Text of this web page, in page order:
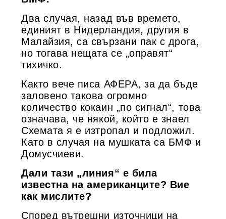
Два случая, назад във времето,
единият в Нидерландия, другия в
Малайзия, са свързани пак с дрога,
но тогава нещата се „оправят“
тихичко.
Както вече писа АФЕРА, за да бъде
заловено такова огромно
количество кокаин „по сигнал“, това
означава, че някой, който е знаел
Схемата я е изтропал и подложил.
Като в случая на мушката са БМФ и
Домусчиеви.
Дали тази „линия“ е била
известна на американците? Вие
как мислите?
Според вътрешни източници на